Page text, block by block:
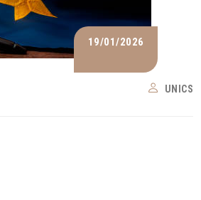
19/01/2026
UNICS